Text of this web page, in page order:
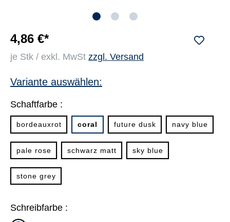
4,86 €*
je Stk / exkl. MwSt zzgl. Versand
Variante auswählen:
Schaftfarbe :
bordeauxrot coral future dusk navy blue
pale rose schwarz matt sky blue
stone grey
Schreibfarbe :